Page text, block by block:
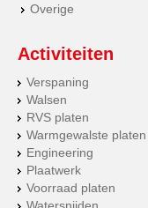
Overige
Activiteiten
Verspaning
Walsen
RVS platen
Warmgewalste platen
Engineering
Plaatwerk
Voorraad platen
Watersnijden